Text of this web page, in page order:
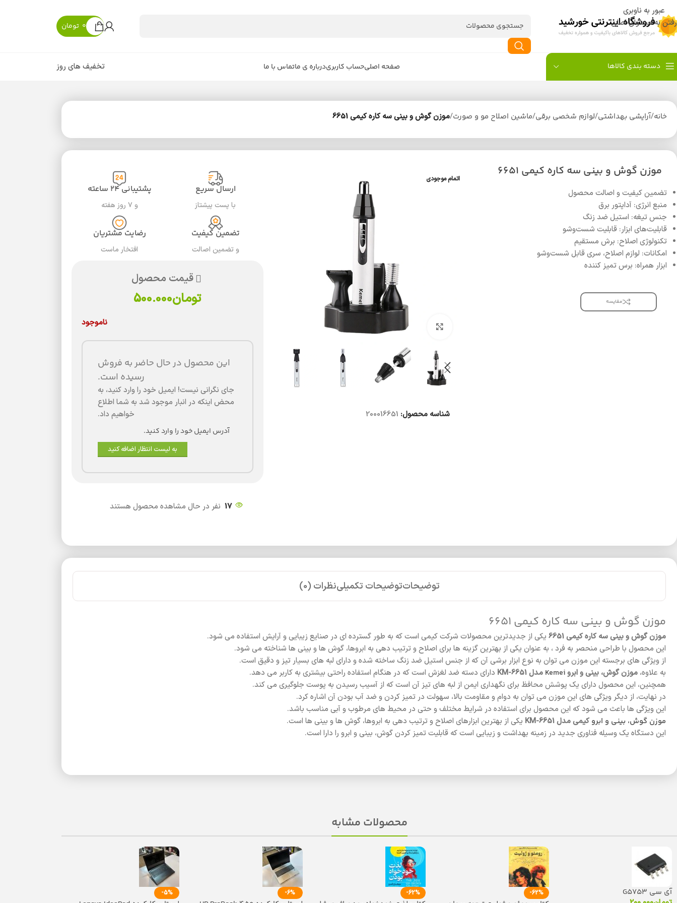
عبور به ناوبری
رفتن به محتوای اصلی
تومان 0
دسته بندی کالاها صفحه اصلیحساب کاربریدرباره ی ماتماس با ما تخفیف های روز
خانه/آرایشی بهداشتی/لوازم شخصی برقی/ماشین اصلاح مو و صورت/موزن گوش و بینی سه کاره کیمی 6651
موزن گوش و بینی سه کاره کیمی 6651
تضمین کیفیت و اصالت محصول
منبع انرژی: آداپتور برق
جنس تیغه: استیل ضد زنگ
قابلیت‌های ابزار: قابلیت شست‌و‌شو
تکنولوژی اصلاح: برش مستقیم
امکانات: لوازم اصلاح، سری قابل شست‌وشو
ابزار همراه: برس تمیز کننده
مقایسه
اتمام موجودی
بزرگنمایی تصویر
شناسه محصول: 200016651
ارسال سریع
با پست پیشتاز
پشتیبانی ۲۴ ساعته
و ۷ روز هفته
تضمین کیفیت
و تضمین اصالت
رضایت مشتریان
افتخار ماست
قیمت محصول
تومان500.000
ناموجود
این محصول در حال حاضر به فروش
رسیده است.
جای نگرانی نیست! ایمیل خود را وارد کنید، به
محض اینکه در انبار موجود شد به شما اطلاع
خواهیم داد.
به لیست انتظار اضافه کنید
17 نفر در حال مشاهده محصول هستند
توضیحاتتوضیحات تکمیلینظرات (0)
موزن گوش و بینی سه کاره کیمی 6651
موزن گوش و بینی سه کاره کیمی 6651
یکی از جدیدترین محصولات شرکت کیمی است که به طور گسترده ای در صنایع زیبایی و آرایش استفاده می شود.
این محصول با طراحی منحصر به فرد ، به عنوان یکی از بهترین گزینه ها برای اصلاح و ترتیب دهی به ابروها، گوش ها و بینی ها شناخته می شود.
از ویژگی های برجسته این موزن می توان به نوع ابزار برشی آن که از جنس استیل ضد زنگ ساخته شده و دارای لبه های بسیار تیز و دقیق است.
به علاوه، موزن گوش، بینی و ابروKemei مدل KM-6651
دارای دسته ضد لغزش است که در هنگام استفاده راحتی بیشتری به کاربر می دهد.
همچنین، این محصول دارای یک پوشش محافظ برای نگهداری ایمن از لبه های تیز آن است که از آسیب رسیدن به پوست جلوگیری می کند.
در نهایت، از دیگر ویژگی های این موزن می توان به دوام و مقاومت بالا، سهولت در تمیز کردن و ضد آب بودن آن اشاره کرد.
این ویژگی ها باعث می شود که این محصول برای استفاده در شرایط مختلف و حتی در محیط های مرطوب و آبی مناسب باشد.
موزن گوش، بینی و ابرو کیمی مدل KM-6651
یکی از بهترین ابزارهای اصلاح و ترتیب دهی به ابروها، گوش ها و بینی ها است.
این دستگاه یک وسیله فناوری جدید در زمینه بهداشت و زیبایی است که قابلیت تمیز کردن گوش، بینی و ابرو را دارا است.
محصولات مشابه
آی سی G5753
-62%
-62%
-6%
-5%